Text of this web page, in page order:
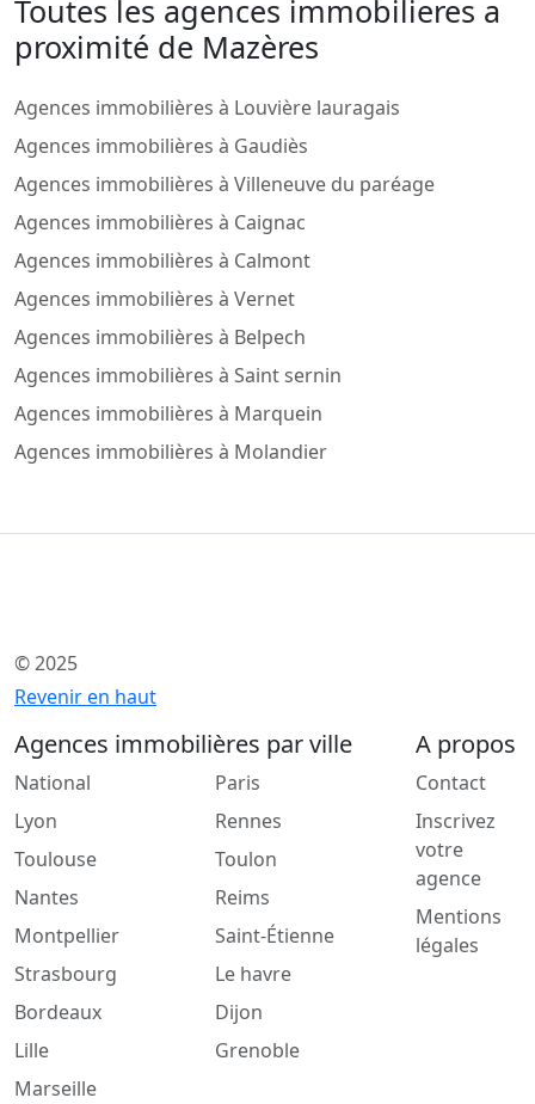
Toutes les agences immobilieres a
proximité de Mazères
Agences immobilières à Louvière lauragais
Agences immobilières à Gaudiès
Agences immobilières à Villeneuve du paréage
Agences immobilières à Caignac
Agences immobilières à Calmont
Agences immobilières à Vernet
Agences immobilières à Belpech
Agences immobilières à Saint sernin
Agences immobilières à Marquein
Agences immobilières à Molandier
© 2025
Revenir en haut
Agences immobilières par ville
National
Lyon
Toulouse
Nantes
Montpellier
Strasbourg
Bordeaux
Lille
Marseille
Paris
Rennes
Toulon
Reims
Saint-Étienne
Le havre
Dijon
Grenoble
A propos
Contact
Inscrivez
votre
agence
Mentions
légales